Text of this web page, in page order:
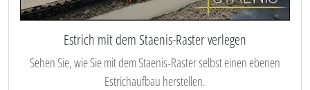
Estrich mit dem Staenis-Raster verlegen
Sehen Sie, wie Sie mit dem Staenis-Raster selbst einen ebenen
Estrichaufbau herstellen.